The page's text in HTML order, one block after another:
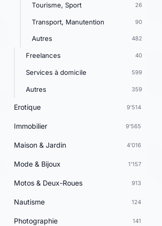
Tourisme, Sport 26
Transport, Manutention 90
Autres 482
Freelances 40
Services à domicile 599
Autres 359
Erotique 9'514
Immobilier 9'565
Maison & Jardin 4'016
Mode & Bijoux 1'157
Motos & Deux-Roues 913
Nautisme 124
Photographie 141